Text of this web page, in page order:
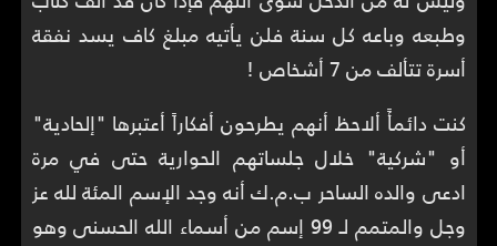
وطبعه وباعه كل سنة فلن يأتيه مبلغ كاف يسد نفقة
أسرة تتألف من 7 أشخاص !
كنت دائمأً ألاحظ أنهم يطرحون أفكاراً أعتبرها "إلحادية"
أو "شركية" خلال جلساتهم الحوارية حتى في مرة
ادعى والده الساحر ب.م.ك أنه وجد الإسم المئة لله عز
وجل والمتمم لـ 99 إسم من أسماء الله الحسنى وهو